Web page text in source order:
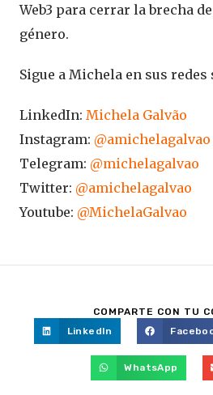
Web3 para cerrar la brecha
género.
Sigue a Michela en sus redes
LinkedIn: Michela Galvão
Instagram: @amichelagalvao
Telegram: @michelagalvao
Twitter: @amichelagalvao
Youtube: @MichelaGalvao
COMPARTE CON TU
LinkedIn
WhatsApp